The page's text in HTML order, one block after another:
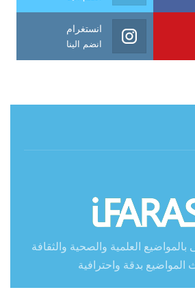
انستغرام
انضم الينا
العلمية والصحية والثقافة
المواضيع بدقة واحترافية